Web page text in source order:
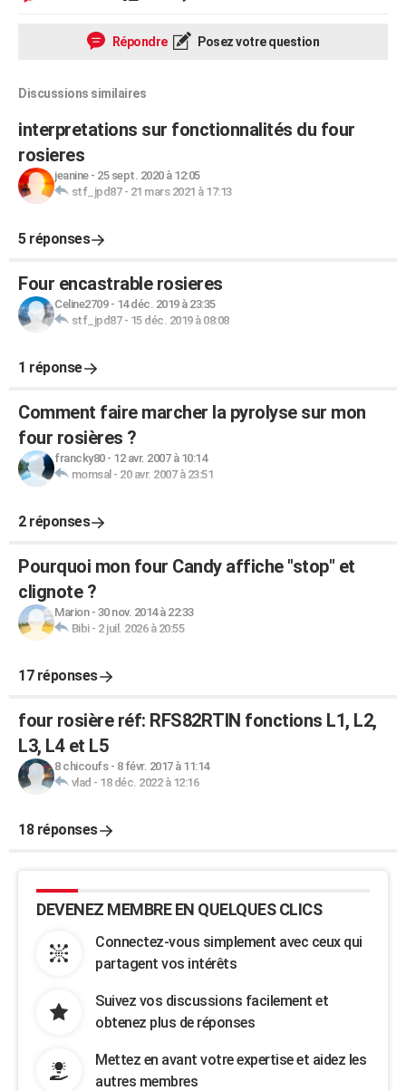
Répondre Posez votre question
Discussions similaires
interpretations sur fonctionnalités du four
rosieres
jeanine- 25 sept. 2020 à 12:05
stf_jpd87- 21 mars 2021 à 17:13
5 réponses
Four encastrable rosieres
Celine2709- 14 déc. 2019 à 23:35
stf_jpd87- 15 déc. 2019 à 08:08
1 réponse
Comment faire marcher la pyrolyse sur mon
four rosières ?
francky80- 12 avr. 2007 à 10:14
momsal - 20 avr. 2007 à 23:51
2 réponses
Pourquoi mon four Candy affiche "stop" et
clignote ?
Marion- 30 nov. 2014 à 22:33
Bibi- 2 juil. 2026 à 20:55
17 réponses
four rosière réf: RFS82RTIN fonctions L1, L2,
L3, L4 et L5
8 chicoufs- 8 févr. 2017 à 11:14
vlad - 18 déc. 2022 à 12:16
18 réponses
DEVENEZ MEMBRE EN QUELQUES CLICS
Connectez-vous simplement avec ceux qui
partagent vos intérêts
Suivez vos discussions facilement et
obtenez plus de réponses
Mettez en avant votre expertise et aidez les
autres membres